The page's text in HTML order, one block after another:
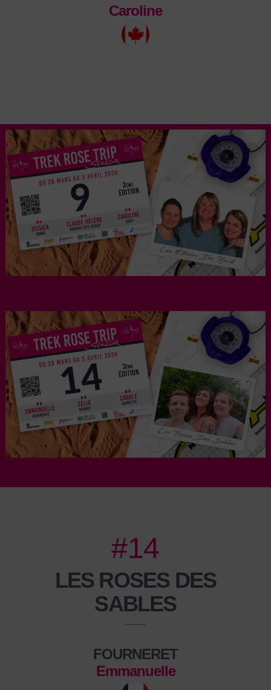
Caroline
#14
LES ROSES DES
SABLES
FOURNERET
Emmanuelle